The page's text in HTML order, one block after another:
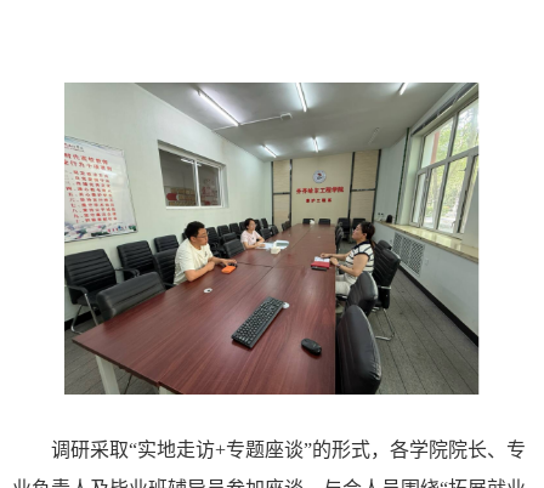
调研采取“实地走访+专题座谈”的形式，各学院院长、专